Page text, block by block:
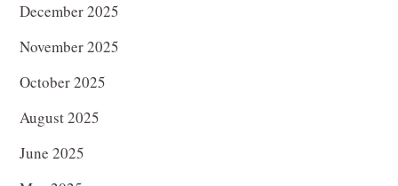
December 2025
November 2025
October 2025
August 2025
June 2025